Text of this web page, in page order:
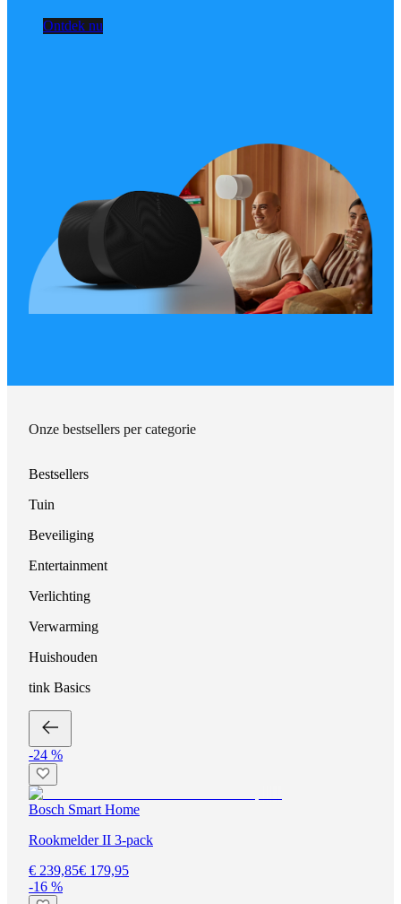
Ontdek nu
Onze bestsellers per categorie
Bestsellers
Tuin
Beveiliging
Entertainment
Verlichting
Verwarming
Huishouden
tink Basics
-24 %
Bosch Smart Home
Rookmelder II 3-pack
€ 239,85€ 179,95
-16 %